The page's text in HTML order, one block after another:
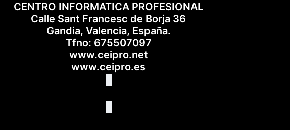
CENTRO INFORMATICA PROFESIONAL
Calle Sant Francesc de Borja 36
Gandia, Valencia, España.
Tfno: 675507097
www.ceipro.net
www.ceipro.es